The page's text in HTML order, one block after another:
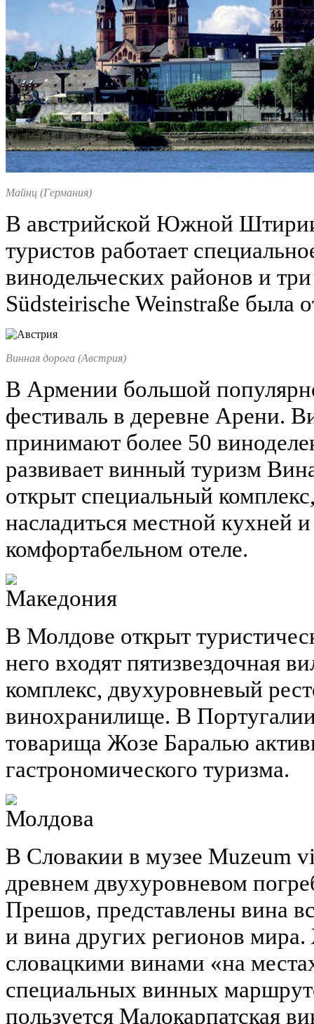
Майнц (Германия)
В австрийской Южной
туристов работает
винодельческих районов и
Südsteirische Weinstraße была
Винная дорога (Австрия)
В Армении большой
фестиваль в деревне Арени.
принимают более 50
развивает винный туризм
открыт специальный
насладиться местной кухней
комфортабельном отеле.
В Молдове открыт
него входят пятизвездочная
комплекс, двухуровневый
винохранилище. В
товарища Жозе Баралью
гастрономического туризма.
В Словакии в музее Muzeum
древнем двухуровневом
Прешов, представлены вина
и вина других регионов
словацкими винами «на
специальных винных
пользуется Малокарпатская